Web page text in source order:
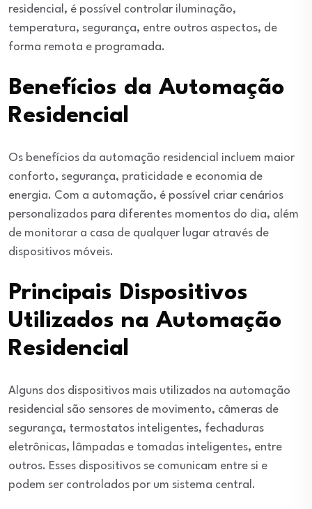
residencial, é possível controlar iluminação,
temperatura, segurança, entre outros aspectos, de
forma remota e programada.
Benefícios da Automação
Residencial
Os benefícios da automação residencial incluem maior
conforto, segurança, praticidade e economia de
energia. Com a automação, é possível criar cenários
personalizados para diferentes momentos do dia, além
de monitorar a casa de qualquer lugar através de
dispositivos móveis.
Principais Dispositivos
Utilizados na Automação
Residencial
Alguns dos dispositivos mais utilizados na automação
residencial são sensores de movimento, câmeras de
segurança, termostatos inteligentes, fechaduras
eletrônicas, lâmpadas e tomadas inteligentes, entre
outros. Esses dispositivos se comunicam entre si e
podem ser controlados por um sistema central.